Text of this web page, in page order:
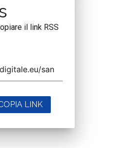
il link RSS
LINK